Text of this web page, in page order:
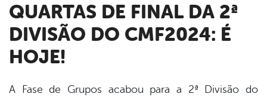
QUARTAS DE FINAL DA 2ª
DIVISÃO DO CMF2024: É
HOJE!
A Fase de Grupos acabou para a 2ª Divisão do